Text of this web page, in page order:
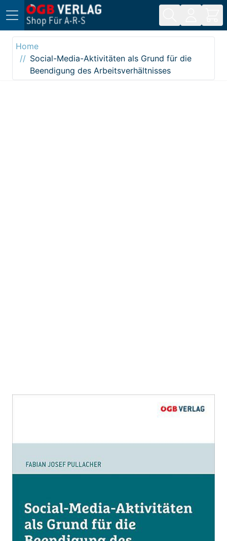
Direkt zum Inhalt
Home
Social-Media-Aktivitäten als Grund für die
Beendigung des Arbeitsverhältnisses
Social-Media-Aktivitäten als
Arbeitsverhältnisses
Zur Wunschliste hinzufügen
VonFabian Josef Pullacher
Verlag: ÖGB Verlag